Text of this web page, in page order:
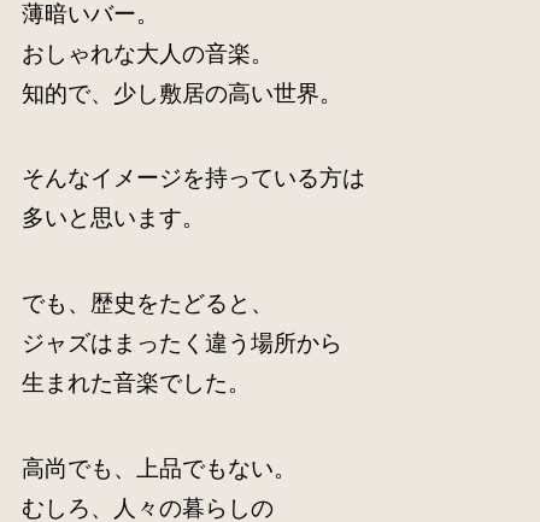
薄暗いバー。
おしゃれな大人の音楽。
知的で、少し敷居の高い世界。
そんなイメージを持っている方は
多いと思います。
でも、歴史をたどると、
ジャズはまったく違う場所から
生まれた音楽でした。
高尚でも、上品でもない。
むしろ、人々の暮らしの